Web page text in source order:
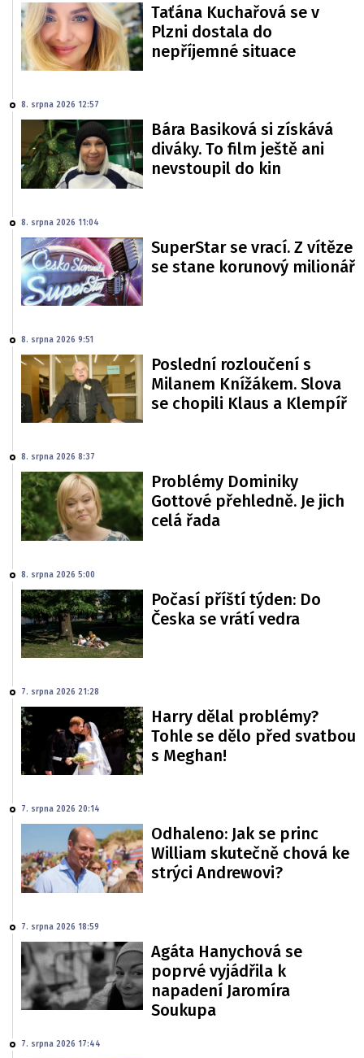
Taťána Kuchařová se v
Plzni dostala do
nepříjemné situace
8. srpna 2026 12:57
Bára Basiková si získává
diváky. To film ještě ani
nevstoupil do kin
8. srpna 2026 11:04
SuperStar se vrací. Z vítěze
se stane korunový milionář
8. srpna 2026 9:51
Poslední rozloučení s
Milanem Knížákem. Slova
se chopili Klaus a Klempíř
8. srpna 2026 8:37
Problémy Dominiky
Gottové přehledně. Je jich
celá řada
8. srpna 2026 5:00
Počasí příští týden: Do
Česka se vrátí vedra
7. srpna 2026 21:28
Harry dělal problémy?
Tohle se dělo před svatbou
s Meghan!
7. srpna 2026 20:14
Odhaleno: Jak se princ
William skutečně chová ke
strýci Andrewovi?
7. srpna 2026 18:59
Agáta Hanychová se
poprvé vyjádřila k
napadení Jaromíra
Soukupa
7. srpna 2026 17:44